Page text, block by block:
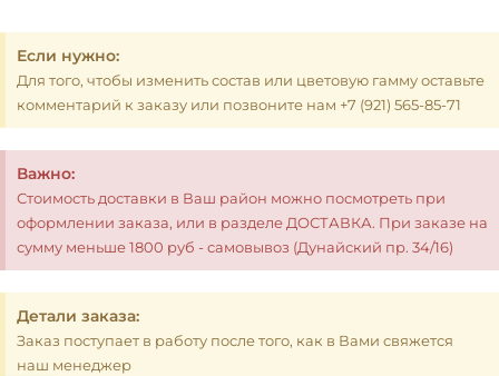
Если нужно:
Для того, чтобы изменить состав или цветовую гамму оставьте
комментарий к заказу или позвоните нам +7 (921) 565-85-71
Важно:
Стоимость доставки в Ваш район можно посмотреть при
оформлении заказа, или в разделе ДОСТАВКА. При заказе на
сумму меньше 1800 руб - самовывоз (Дунайский пр. 34/16)
Детали заказа:
Заказ поступает в работу после того, как в Вами свяжется
наш менеджер